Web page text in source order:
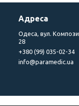
Адреса
Одеса, вул.
28
+380 (99) 035-02-34
info@paramedic.ua